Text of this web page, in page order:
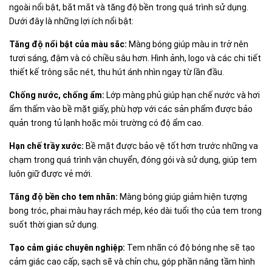
ngoài nổi bật, bắt mắt và tăng độ bền trong quá trình sử dụng.
Dưới đây là những lợi ích nổi bật:
Tăng độ nổi bật của màu sắc: Màng bóng giúp màu in trở nên
tươi sáng, đậm và có chiều sâu hơn. Hình ảnh, logo và các chi tiết
thiết kế trông sắc nét, thu hút ánh nhìn ngay từ lần đầu.
Chống nước, chống ẩm: Lớp màng phủ giúp hạn chế nước và hơi
ẩm thấm vào bề mặt giấy, phù hợp với các sản phẩm được bảo
quản trong tủ lạnh hoặc môi trường có độ ẩm cao.
Hạn chế trầy xước: Bề mặt được bảo vệ tốt hơn trước những va
chạm trong quá trình vận chuyển, đóng gói và sử dụng, giúp tem
luôn giữ được vẻ mới.
Tăng độ bền cho tem nhãn: Màng bóng giúp giảm hiện tượng
bong tróc, phai màu hay rách mép, kéo dài tuổi thọ của tem trong
suốt thời gian sử dụng.
Tạo cảm giác chuyên nghiệp: Tem nhãn có độ bóng nhẹ sẽ tạo
cảm giác cao cấp, sạch sẽ và chỉn chu, góp phần nâng tầm hình